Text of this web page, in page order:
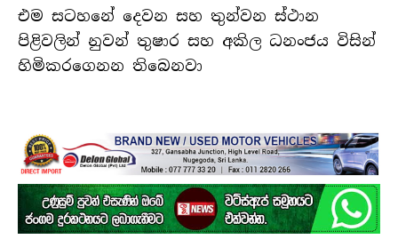
එම සටහනේ දෙවන සහ තුන්වන ස්ථාන
පිළිවලින් නුවන් තුෂාර සහ අකිල ධනංජය විසින්
හිමිකරගෙනන තිබෙනවා